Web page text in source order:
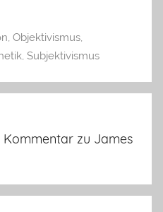
Objektivismus,
Subjektivismus
Kommentar zu James